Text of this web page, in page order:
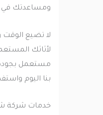
ومساعدتك في
لا تضيع الوقت
لأثاثك المستعمل
مستعمل بجودة
بنا اليوم واستفد
خدمات شركة